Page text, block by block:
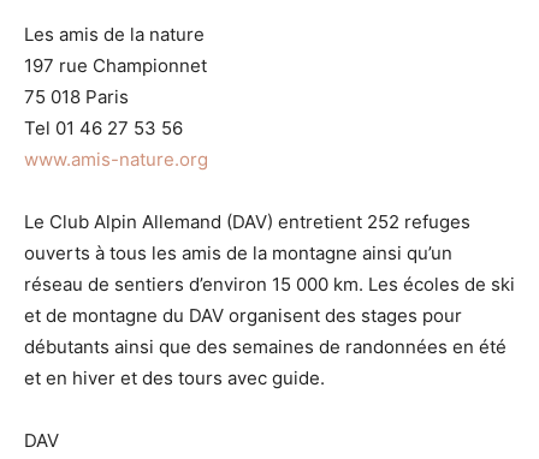
Les amis de la nature
197 rue Championnet
75 018 Paris
Tel 01 46 27 53 56
www.amis-nature.org
Le Club Alpin Allemand (DAV) entretient 252 refuges
ouverts à tous les amis de la montagne ainsi qu’un
réseau de sentiers d’environ 15 000 km. Les écoles de ski
et de montagne du DAV organisent des stages pour
débutants ainsi que des semaines de randonnées en été
et en hiver et des tours avec guide.
DAV